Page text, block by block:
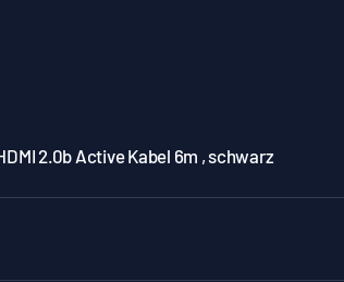
2.0b Active Kabel 6m , schwarz